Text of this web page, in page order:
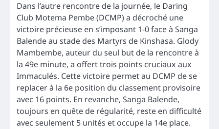
Dans l’autre rencontre de la journée, le Daring
Club Motema Pembe (DCMP) a décroché une
victoire précieuse en s’imposant 1-0 face à Sanga
Balende au stade des Martyrs de Kinshasa. Glody
Mambembe, auteur du seul but de la rencontre à
la 49e minute, a offert trois points cruciaux aux
Immaculés. Cette victoire permet au DCMP de se
replacer à la 6e position du classement provisoire
avec 16 points. En revanche, Sanga Balende,
toujours en quête de régularité, reste en difficulté
avec seulement 5 unités et occupe la 14e place.